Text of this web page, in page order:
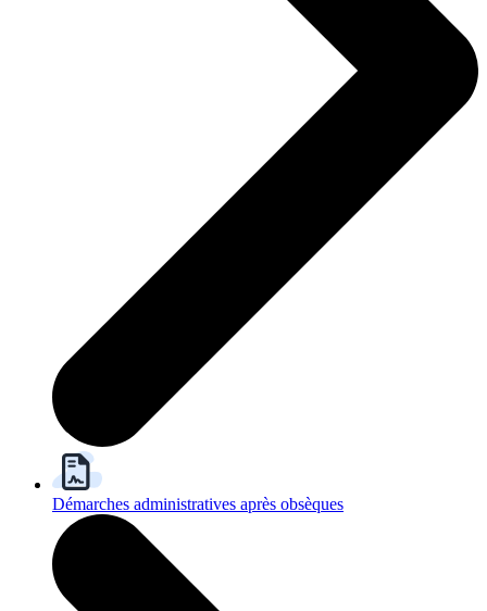
Démarches administratives après obsèques